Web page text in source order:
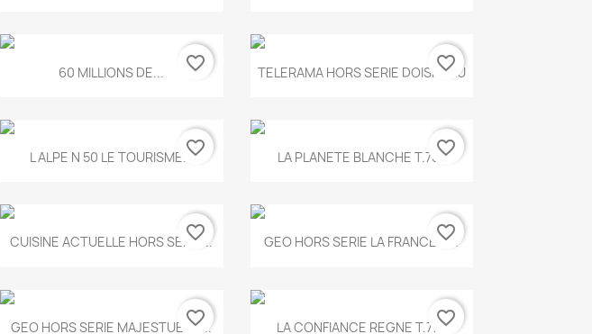
Aperçu rapide
60 MILLIONS DE... favorite_border Aperçu rapide
TELERAMA HORS SERIE DOISNEAU
favorite_border
 Aperçu rapide
L ALPE N 50 LE TOURISME...favorite_border Aperçu rapide
LA PLANETE BLANCHE T.785favorite_border
Aperçu rapide
CUISINE ACTUELLE HORS SERIE...
favorite_border Aperçu rapide
GEO HORS SERIE LA FRANCE A...
favorite_border
Aperçu rapide
GEO HORS SERIE MAJESTUEUX...
favorite_border Aperçu rapide
LA CONFIANCE REGNE T.778favorite_border